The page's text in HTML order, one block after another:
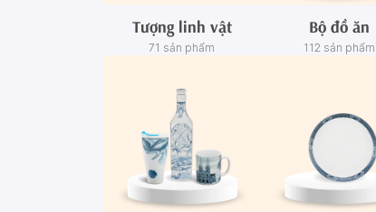
Tượng linh vật
71 sản phẩm
Bộ đồ ăn
112 sản phẩm